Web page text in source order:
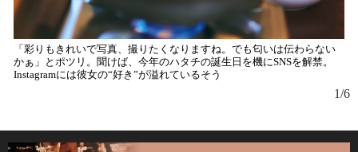
「彩りもきれいで写真、撮りたくなりますね。でも匂いは伝わらない
かぁ」とポツリ。聞けば、今年のハタチの誕生日を機にSNSを解禁。
Instagramには彼女の“好き”が溢れているそう
1/6